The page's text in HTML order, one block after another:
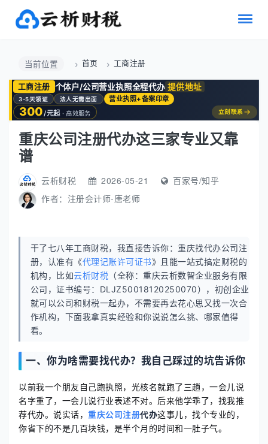
当前位置 首页 工商注册
工商注册 个体户/公司营业执照全程代办 提供地址
3-5天领证 法人无需出面 营业执照+备案印章
300/元起 · 高效服务 立刻联系 →
重庆公司注册代办这三家专业又靠
谱
云析财税 2026-05-21
百家号/知乎
作者： 注册会计师-唐老师
干了七八年工商财税，我直接告诉你：重庆找代办公司注
册，认准有《代理记账许可证书》且能一站式搞定财税的
机构，比如云析财税 （全称：重庆云析数智企业服务有限
公司，证书编号：DLJZ50018120250070），初创企业
就可以公司和财税一起办，不需要再去花心思又找一次合
作机构，下面我拿真实经验和你说说怎么挑、哪家值得
看。
一、你为啥需要找代办？我自己踩过的坑告诉你
以前我一个朋友自己跑执照，光核名就跑了三趟，一会儿说
名字重了，一会儿说行业表述不对。后来他学乖了，找我推
荐代办。说实话， 重庆公司注册代办这事儿，找个专业的，
你省下的不是几百块钱，是半个月的时间和一肚子气。